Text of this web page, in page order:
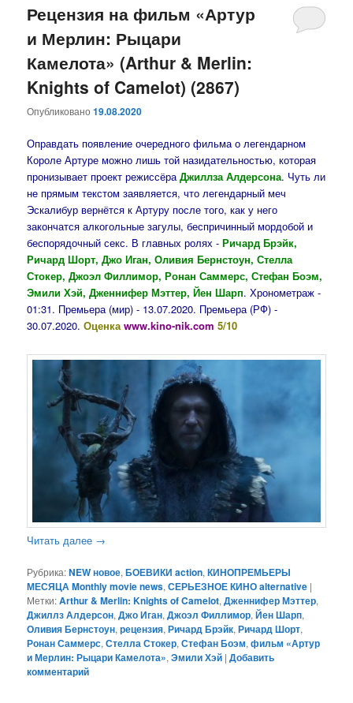
Рецензия на фильм «Артур
и Мерлин: Рыцари
Камелота» (Arthur & Merlin:
Knights of Camelot) (2867)
Опубликовано19.08.2020
Оправдать появление очередного фильма о легендарном
Короле Артуре можно лишь той назидательностью, которая
пронизывает проект режиссёраДжиллза Алдерсона. Чуть ли
не прямым текстом заявляется, что легендарный меч
Эскалибур вернётся к Артуру после того, как у него
закончатся алкогольные загулы, беспричинный мордобой и
беспорядочный секс. В главных ролях -Ричард Брэйк,
Ричард Шорт, Джо Иган, Оливия Бернстоун, Стелла
Стокер, Джоэл Филлимор, Ронан Саммерс, Стефан Боэм,
Эмили Хэй, Дженнифер Мэттер, Йен Шарп. Хронометраж -
01:31. Премьера (мир) - 13.07.2020. Премьера (РФ) -
30.07.2020.Оценкаwww.kino-nik.com 5/10
Читать далее →
Рубрика:NEW новое,БОЕВИКИ action,КИНОПРЕМЬЕРЫ
МЕСЯЦА Monthly movie news,СЕРЬЕЗНОЕ КИНО alternative |
Метки:Arthur & Merlin: Knights of Camelot,Дженнифер Мэттер,
Джиллз Алдерсон,Джо Иган,Джоэл Филлимор,Йен Шарп,
Оливия Бернстоун,рецензия,Ричард Брэйк,Ричард Шорт,
Ронан Саммерс,Стелла Стокер,Стефан Боэм,фильм «Артур
и Мерлин: Рыцари Камелота»,Эмили Хэй |Добавить
комментарий